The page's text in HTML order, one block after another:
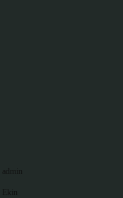
admin
Ekin